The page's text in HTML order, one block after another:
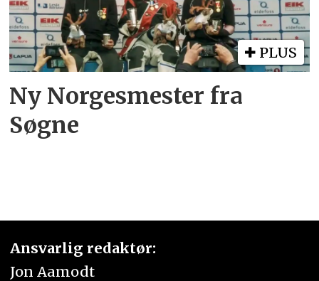
PLUS
Ny Norgesmester fra
Søgne
Ansvarlig redaktør:
Jon Aamodt